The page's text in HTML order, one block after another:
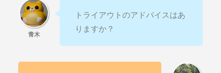
トライアウトのアドバイスはあ
りますか？